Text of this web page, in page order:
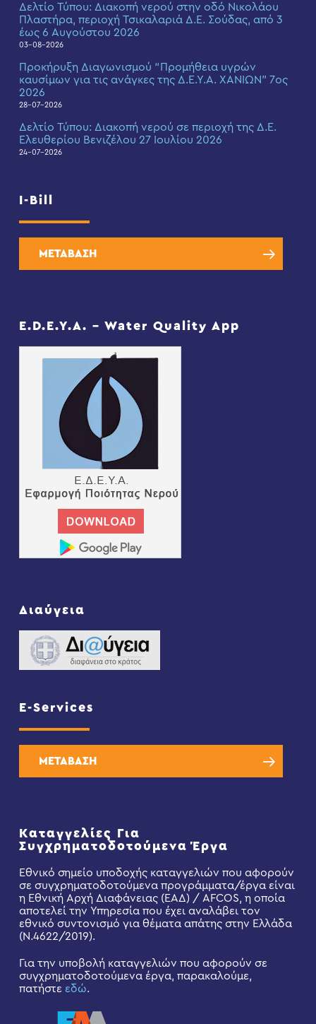
Δελτίο Τύπου: Διακοπή νερού στην οδό Νικολάου
Πλαστήρα, περιοχή Τσικαλαριά Δ.Ε. Σούδας, από 3
έως 6 Αυγούστου 2026
03-08-2026
Προκήρυξη Διαγωνισμού “Προμήθεια υγρών
καυσίμων για τις ανάγκες της Δ.Ε.Υ.Α. ΧΑΝΙΩΝ” 7ος
2026
28-07-2026
Δελτίο Τύπου: Διακοπή νερού σε περιοχή της Δ.Ε.
Ελευθερίου Βενιζέλου 27 Ιουλίου 2026
24-07-2026
I-Bill
ΜΕΤΑΒΑΣΗ
E.D.E.Y.A. – Water Quality App
Διαύγεια
E-Services
ΜΕΤΑΒΑΣΗ
Καταγγελίες Για
Συγχρηματοδοτούμενα Έργα
Εθνικό σημείο υποδοχής καταγγελιών που αφορούν
σε συγχρηματοδοτούμενα προγράμματα/έργα είναι
η Εθνική Αρχή Διαφάνειας (ΕΑΔ) / AFCOS, η οποία
αποτελεί την Υπηρεσία που έχει αναλάβει τον
εθνικό συντονισμό για θέματα απάτης στην Ελλάδα
(Ν.4622/2019).
Για την υποβολή καταγγελιών που αφορούν σε
συγχρηματοδοτούμενα έργα, παρακαλούμε,
πατήστε εδώ.